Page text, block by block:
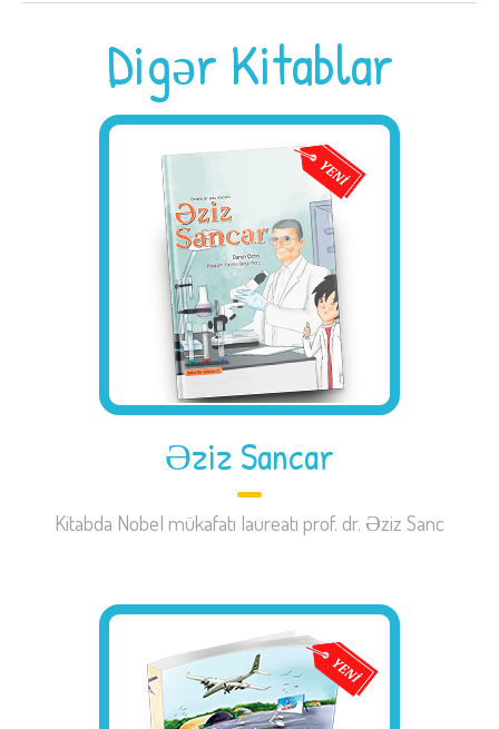
Digər Kitablar
Əziz Sancar
Kitabda Nobel mükafatı laureatı prof. dr. Əziz Sanc